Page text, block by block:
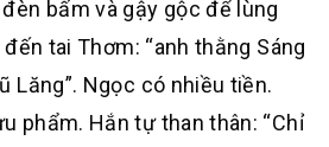
bấm và gậy gộc để lùng
tai Thơm: “anh thằng Sáng
Lăng”. Ngọc có nhiều tiền.
phẩm. Hắn tự than thân: “Chỉ